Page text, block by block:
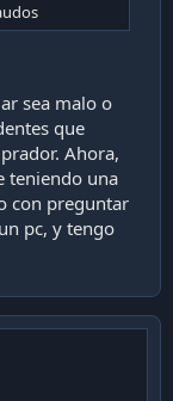
sea malo o
que
Ahora,
teniendo una
con preguntar
pc, y tengo